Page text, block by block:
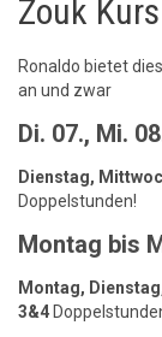
Zouk Kurs
Ronaldo bietet
an und zwar
Di. 07., Mi.
Dienstag,
Doppelstunden!
Montag bis
Montag,
3&4